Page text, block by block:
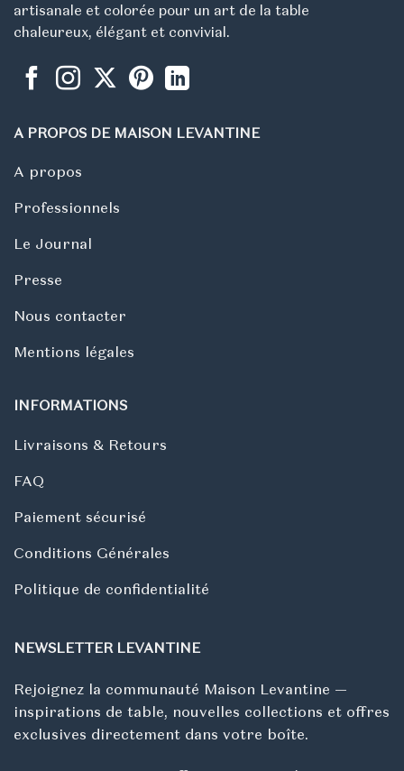
artisanale et colorée pour un art de la table
chaleureux, élégant et convivial.
A PROPOS DE MAISON LEVANTINE
A propos
Professionnels
Le Journal
Presse
Nous contacter
Mentions légales
INFORMATIONS
Livraisons & Retours
FAQ
Paiement sécurisé
Conditions Générales
Politique de confidentialité
NEWSLETTER LEVANTINE
Rejoignez la communauté Maison Levantine —
inspirations de table, nouvelles collections et offres
exclusives directement dans votre boîte.